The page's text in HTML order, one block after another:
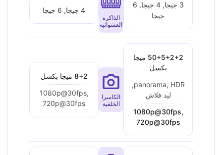
3 جيجا, 4 جيجا, 6
جيجا
الذاكرة
العشوائية
4 جيجا, 6 جيجا
50+5+2+2 ميجا
بكسل
panorama, HDR,
ليد فلاش
1080p@30fps,
720p@30fps
الكاميرا
الخلفية
8+2 ميجا بكسل
1080p@30fps,
720p@30fps